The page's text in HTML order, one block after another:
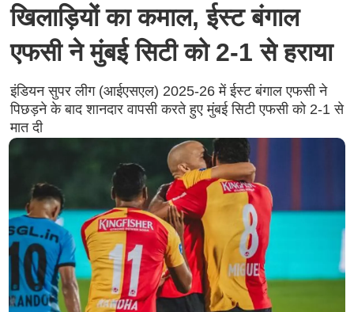
खिलाड़ियों का कमाल, ईस्ट बंगाल
एफसी ने मुंबई सिटी को 2-1 से हराया
इंडियन सुपर लीग (आईएसएल) 2025-26 में ईस्ट बंगाल एफसी ने
पिछड़ने के बाद शानदार वापसी करते हुए मुंबई सिटी एफसी को 2-1 से
मात दी